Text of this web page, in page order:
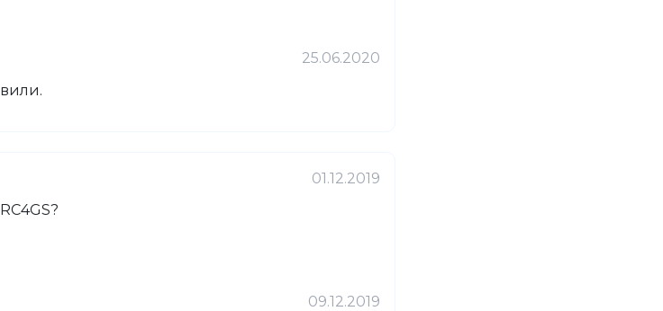
25.06.2020
01.12.2019
09.12.2019